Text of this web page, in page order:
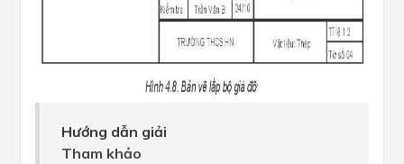
Hướng dẫn giải
Tham khảo